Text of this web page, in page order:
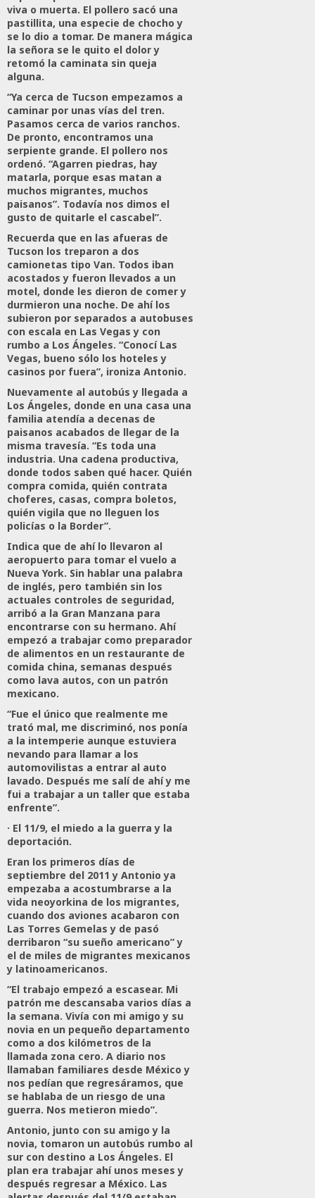
viva o muerta. El pollero sacó una
pastillita, una especie de chocho y
se lo dio a tomar. De manera mágica
la señora se le quito el dolor y
retomó la caminata sin queja
alguna.
“Ya cerca de Tucson empezamos a
caminar por unas vías del tren.
Pasamos cerca de varios ranchos.
De pronto, encontramos una
serpiente grande. El pollero nos
ordenó. “Agarren piedras, hay
matarla, porque esas matan a
muchos migrantes, muchos
paisanos”. Todavía nos dimos el
gusto de quitarle el cascabel”.
Recuerda que en las afueras de
Tucson los treparon a dos
camionetas tipo Van. Todos iban
acostados y fueron llevados a un
motel, donde les dieron de comer y
durmieron una noche. De ahí los
subieron por separados a autobuses
con escala en Las Vegas y con
rumbo a Los Ángeles. “Conocí Las
Vegas, bueno sólo los hoteles y
casinos por fuera”, ironiza Antonio.
Nuevamente al autobús y llegada a
Los Ángeles, donde en una casa una
familia atendía a decenas de
paisanos acabados de llegar de la
misma travesía. “Es toda una
industria. Una cadena productiva,
donde todos saben qué hacer. Quién
compra comida, quién contrata
choferes, casas, compra boletos,
quién vigila que no lleguen los
policías o la Border”.
Indica que de ahí lo llevaron al
aeropuerto para tomar el vuelo a
Nueva York. Sin hablar una palabra
de inglés, pero también sin los
actuales controles de seguridad,
arribó a la Gran Manzana para
encontrarse con su hermano. Ahí
empezó a trabajar como preparador
de alimentos en un restaurante de
comida china, semanas después
como lava autos, con un patrón
mexicano.
“Fue el único que realmente me
trató mal, me discriminó, nos ponía
a la intemperie aunque estuviera
nevando para llamar a los
automovilistas a entrar al auto
lavado. Después me salí de ahí y me
fui a trabajar a un taller que estaba
enfrente”.
· El 11/9, el miedo a la guerra y la
deportación.
Eran los primeros días de
septiembre del 2011 y Antonio ya
empezaba a acostumbrarse a la
vida neoyorkina de los migrantes,
cuando dos aviones acabaron con
Las Torres Gemelas y de pasó
derribaron “su sueño americano” y
el de miles de migrantes mexicanos
y latinoamericanos.
“El trabajo empezó a escasear. Mi
patrón me descansaba varios días a
la semana. Vivía con mi amigo y su
novia en un pequeño departamento
como a dos kilómetros de la
llamada zona cero. A diario nos
llamaban familiares desde México y
nos pedían que regresáramos, que
se hablaba de un riesgo de una
guerra. Nos metieron miedo”.
Antonio, junto con su amigo y la
novia, tomaron un autobús rumbo al
sur con destino a Los Ángeles. El
plan era trabajar ahí unos meses y
después regresar a México. Las